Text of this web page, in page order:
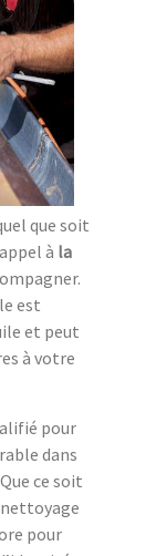
que soit
à la
est
et peut
à votre
pour
dans
ce soit
pour